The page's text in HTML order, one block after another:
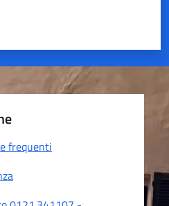
su 5
5
frequenti